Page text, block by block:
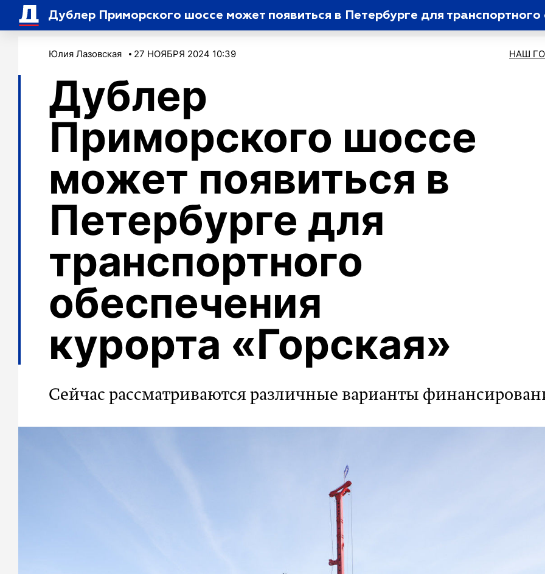
Дублер Приморского шоссе может появиться в Петербурге для транспортного
Юлия Лазовская 27 НОЯБРЯ 2024 10:39 НАШ
Дублер
Приморского шоссе
может появиться в
Петербурге для
транспортного
обеспечения
курорта «Горская»
Сейчас рассматриваются различные варианты